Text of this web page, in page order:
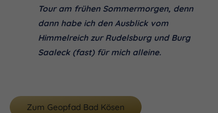
Tour am frühen Sommermorgen, denn
dann habe ich den Ausblick vom
Himmelreich zur Rudelsburg und Burg
Saaleck (fast) für mich alleine.
Zum Geopfad Bad Kösen